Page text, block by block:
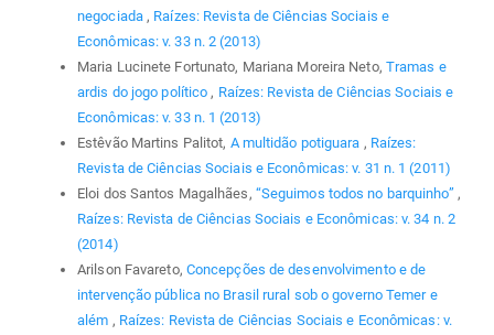
negociada , Raízes: Revista de Ciências Sociais e
Econômicas: v. 33 n. 2 (2013)
Maria Lucinete Fortunato, Mariana Moreira Neto, Tramas e
ardis do jogo político , Raízes: Revista de Ciências Sociais e
Econômicas: v. 33 n. 1 (2013)
Estêvão Martins Palitot, A multidão potiguara , Raízes:
Revista de Ciências Sociais e Econômicas: v. 31 n. 1 (2011)
Eloi dos Santos Magalhães, “Seguimos todos no barquinho” ,
Raízes: Revista de Ciências Sociais e Econômicas: v. 34 n. 2
(2014)
Arilson Favareto, Concepções de desenvolvimento e de
intervenção pública no Brasil rural sob o governo Temer e
além , Raízes: Revista de Ciências Sociais e Econômicas: v.